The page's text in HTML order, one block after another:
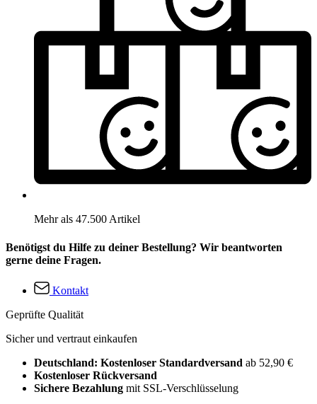
Mehr als 47.500 Artikel
Benötigst du Hilfe zu deiner Bestellung? Wir beantworten
gerne deine Fragen.
Kontakt
Geprüfte Qualität
Sicher und vertraut einkaufen
Deutschland: Kostenloser Standardversand ab 52,90 €
Kostenloser Rückversand
Sichere Bezahlung mit SSL-Verschlüsselung